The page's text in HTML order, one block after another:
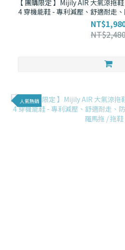
【 團購限定 】Mijily AIR 大氣涼拖
4 穿機能鞋 - 專利減壓、舒適耐走
拖 / 羅馬拖 / 拖
人氣熱銷